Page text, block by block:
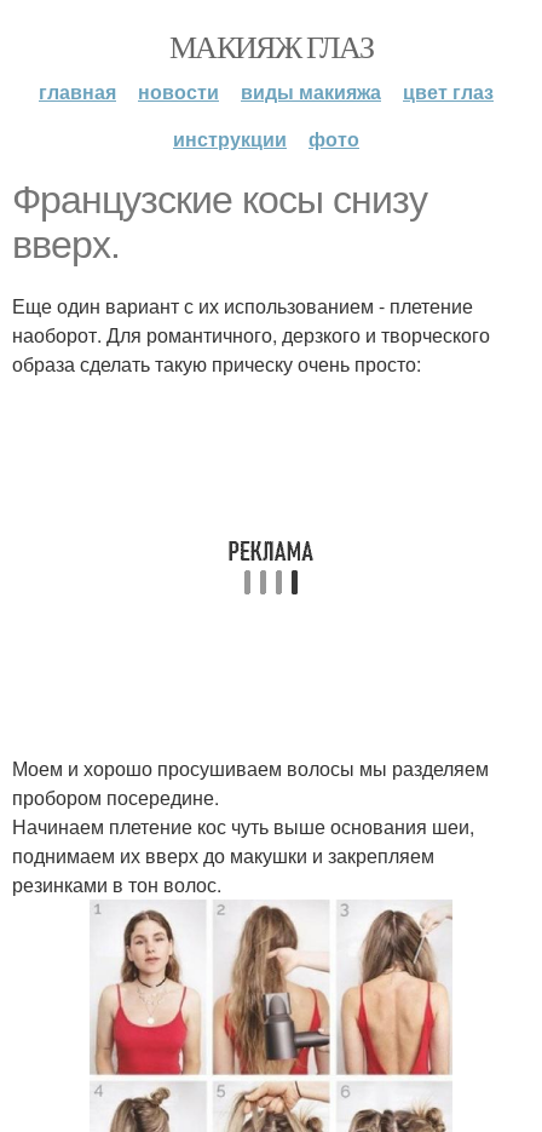
МАКИЯЖ ГЛАЗ
главная новости виды макияжа
цвет глаз
инструкции
фото
Французские косы снизу
вверх.
Еще один вариант с их использованием - плетение
наоборот. Для романтичного, дерзкого и творческого
образа сделать такую прическу очень просто:
Моем и хорошо просушиваем волосы мы разделяем
пробором посередине.
Начинаем плетение кос чуть выше основания шеи,
поднимаем их вверх до макушки и закрепляем
резинками в тон волос.